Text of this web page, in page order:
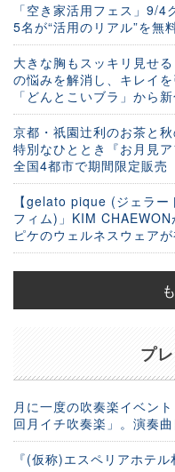
「空き家活用フェス」9/
5名が“活用のリアル”を無
大きな胸もスッキリ見せ
の悩みを解消し、キレイ
「どんとこいブラ」から
京都・祇園辻利のお茶と
特別なひととき『お月見
全国4都市で期間限定販売
【gelato pique (ジェラ
フィム)」KIM CHAEWON
ピケのウェルネスウェア
プ
月に一度の吹奏楽イベン
回月イチ吹奏楽」。演奏
『(仮称)エスペリアホテ